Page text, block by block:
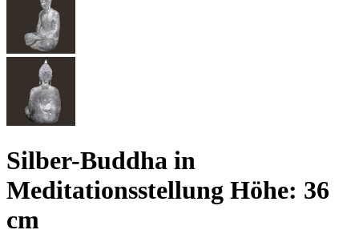
Silber-Buddha in
Meditationsstellung Höhe: 36
cm